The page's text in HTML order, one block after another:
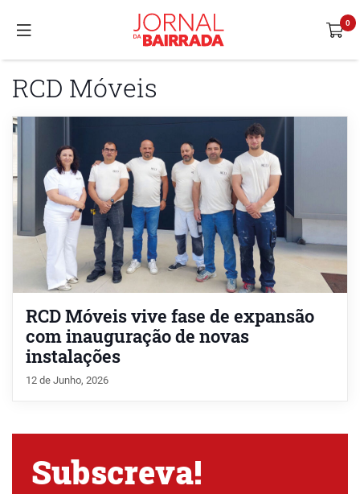
RCD Móveis
RCD Móveis vive fase de expansão
com inauguração de novas
instalações
12 de Junho, 2026
Subscreva!